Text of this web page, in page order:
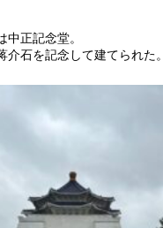
中正記念堂。
介石を記念して建てられた。